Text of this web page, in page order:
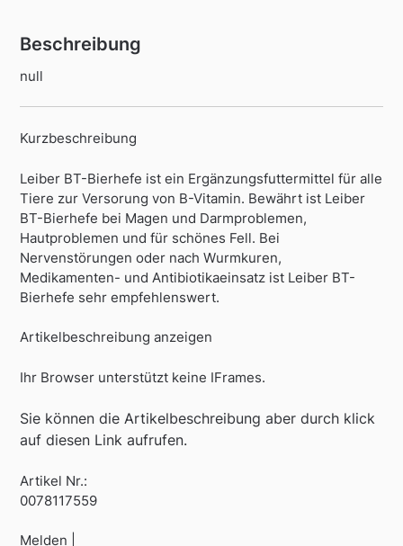
Beschreibung
null
Kurzbeschreibung
Leiber BT-Bierhefe ist ein Ergänzungsfuttermittel für alle
Tiere zur Versorung von B-Vitamin. Bewährt ist Leiber
BT-Bierhefe bei Magen und Darmproblemen,
Hautproblemen und für schönes Fell. Bei
Nervenstörungen oder nach Wurmkuren,
Medikamenten- und Antibiotikaeinsatz ist Leiber BT-
Bierhefe sehr empfehlenswert.
Artikelbeschreibung anzeigen
Ihr Browser unterstützt keine IFrames.
Sie können die Artikelbeschreibung aber durch klick
auf diesen Link aufrufen.
Artikel Nr.:
0078117559
Melden |